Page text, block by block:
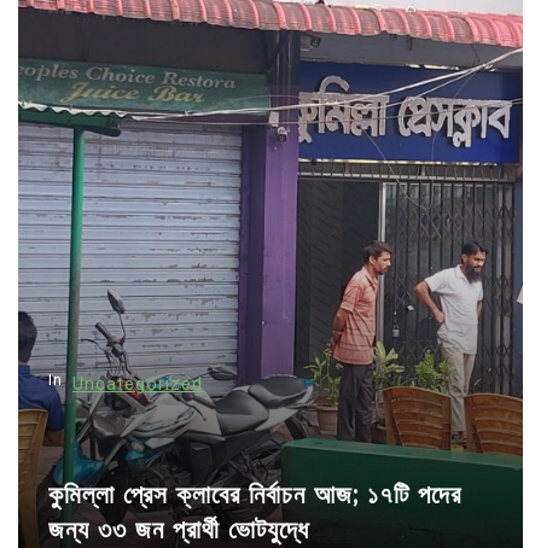
a
v
i
g
a
t
i
o
n
In Uncategorized
কুমিল্লা প্রেস ক্লাবের নির্বাচন আজ; ১৭টি পদের
জন্য ৩৩ জন প্রার্থী ভোটযুদ্ধে